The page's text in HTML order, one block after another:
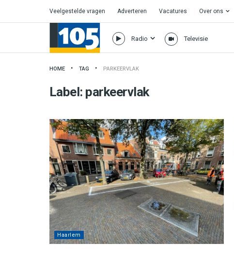
Veelgestelde vragen Adverteren Vacatures Over ons
Radio Televisie
HOME TAG PARKEERVLAK
Label: parkeervlak
Haarlem